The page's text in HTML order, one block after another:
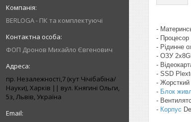
BERLOGA - ПК та комплектуючі
ФОП Дронов Михайло Євгенович
пр. Незалежності,7 (кут Чічібабіна/
Науки), Харків || вул. Княгині Ольги,
5з, Львів, Україна
-
- Процесор
- Рідинне
- ОЗУ
-
- SSD
- Жорсткий
- Блок
-
- Корпус